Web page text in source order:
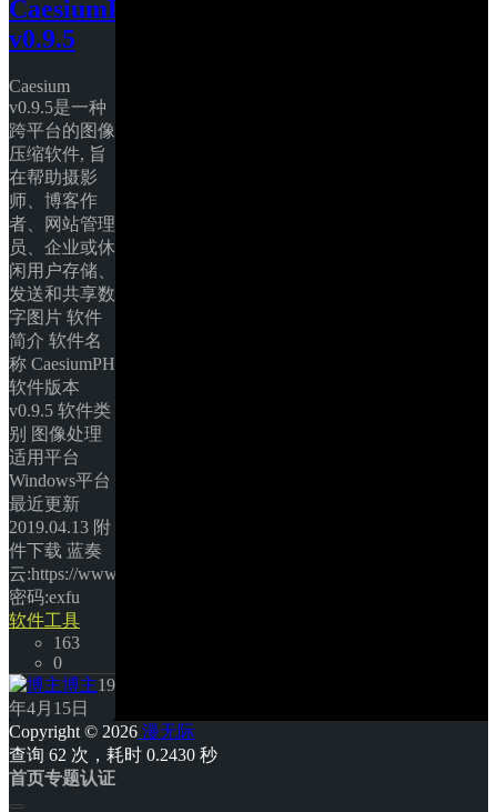
CaesiumPH
v0.9.5
Caesium
v0.9.5是一种
跨平台的图像
压缩软件, 旨
在帮助摄影
师、博客作
者、网站管理
员、企业或休
闲用户存储、
发送和共享数
字图片 软件
简介 软件名
称 CaesiumPH
软件版本
v0.9.5 软件类
别 图像处理
适用平台
Windows平台
最近更新
2019.04.13 附
件下载 蓝奏
云:https://www.lanzous.com/i3s779e
密码:exfu
软件工具
163
0
博主19
年4月15日
Copyright © 2026 漫无际
查询 62 次，耗时 0.2430 秒
首页专题认证